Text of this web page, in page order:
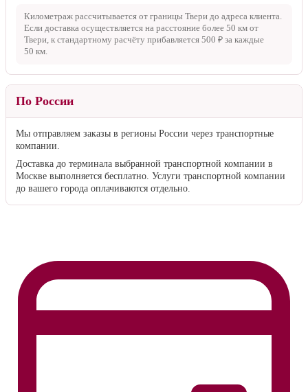
Километраж рассчитывается от границы Твери до адреса клиента.
Если доставка осуществляется на расстояние более 50 км от
Твери, к стандартному расчёту прибавляется 500 ₽ за каждые
50 км.
По России
Мы отправляем заказы в регионы России через транспортные
компании.
Доставка до терминала выбранной транспортной компании в
Москве выполняется бесплатно. Услуги транспортной компании
до вашего города оплачиваются отдельно.